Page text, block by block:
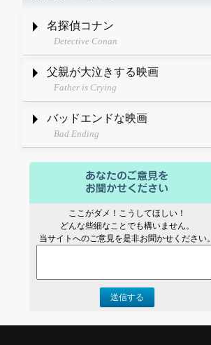
名探偵コナン
Detective Conan
父親が大泣きする映画
Father is Crying
バッドエンドな映画
Bad Ending
ここがダメ！こうしてほしい！
どんな些細なことでも構いません。
当サイトへのご意見を是非お聞かせください。
送信する